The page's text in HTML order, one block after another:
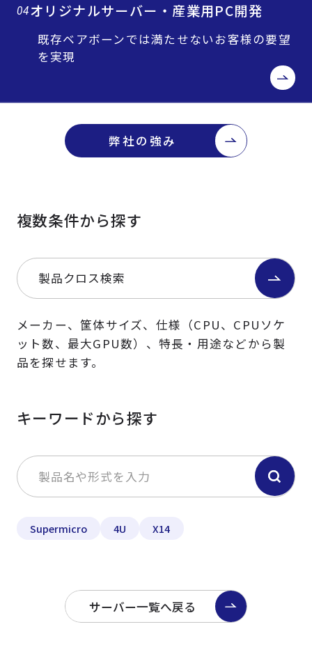
04オリジナルサーバー・産業用PC開発
既存ベアボーンでは満たせないお客様の要望
を実現
弊社の強み
複数条件から探す
製品クロス検索
メーカー、筐体サイズ、仕様（CPU、CPUソケ
ット数、最大GPU数）、特長・用途などから製
品を探せます。
キーワードから探す
Supermicro 4U X14
サーバー一覧へ戻る